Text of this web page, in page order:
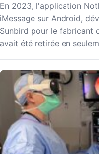
En 2023, l'application
iMessage sur Android,
Sunbird pour le fabricant
avait été retirée en